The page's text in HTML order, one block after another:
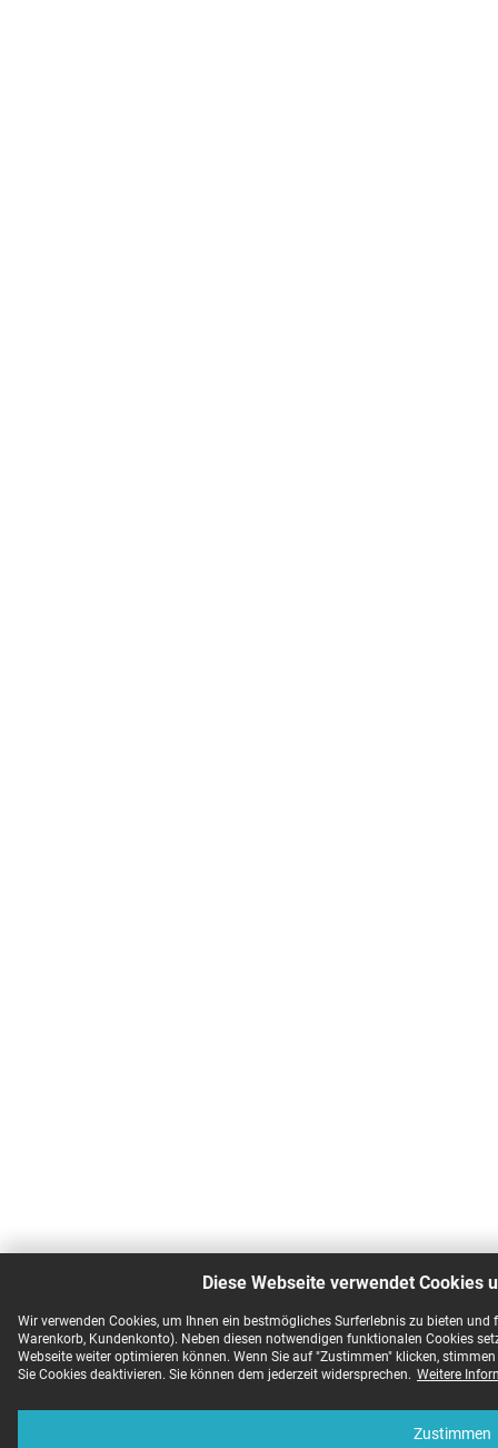
Diese Webseite verwendet Cookies
Wir verwenden Cookies, um Ihnen ein bestmögliches Surferlebnis zu bieten
Warenkorb, Kundenkonto). Neben diesen notwendigen funktionalen Cookies
Webseite weiter optimieren können. Wenn Sie auf "Zustimmen" klicken,
Sie Cookies deaktivieren. Sie können dem jederzeit widersprechen. Weitere
Zustimmen